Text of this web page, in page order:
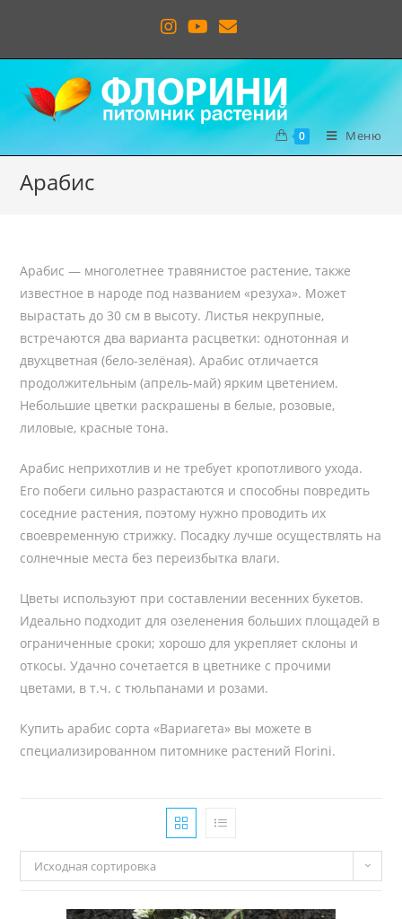
0 Меню
Арабис
Арабис — многолетнее травянистое растение, также
известное в народе под названием «резуха». Может
вырастать до 30 см в высоту. Листья некрупные,
встречаются два варианта расцветки: однотонная и
двухцветная (бело-зелёная). Арабис отличается
продолжительным (апрель-май) ярким цветением.
Небольшие цветки раскрашены в белые, розовые,
лиловые, красные тона.
Арабис неприхотлив и не требует кропотливого ухода.
Его побеги сильно разрастаются и способны повредить
соседние растения, поэтому нужно проводить их
своевременную стрижку. Посадку лучше осуществлять на
солнечные места без переизбытка влаги.
Цветы используют при составлении весенних букетов.
Идеально подходит для озеленения больших площадей в
ограниченные сроки; хорошо для укрепляет склоны и
откосы. Удачно сочетается в цветнике с прочими
цветами, в т.ч. с тюльпанами и розами.
Купить арабис сорта «Вариагета» вы можете в
специализированном питомнике растений Florini.
Исходная сортировка